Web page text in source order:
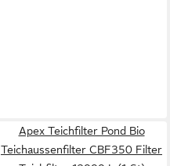
Apex Teichfilter Pond Bio
Teichaussenfilter CBF350 Filter